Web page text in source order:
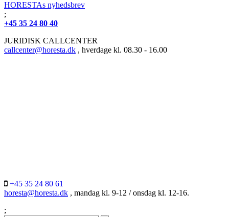
HORESTAs nyhedsbrev
;
+45 35 24 80 40
JURIDISK CALLCENTER
callcenter@horesta.dk , hverdage kl. 08.30 - 16.00
+45 35 24 80 61
horesta@horesta.dk , mandag kl. 9-12 / onsdag kl. 12-16.
;